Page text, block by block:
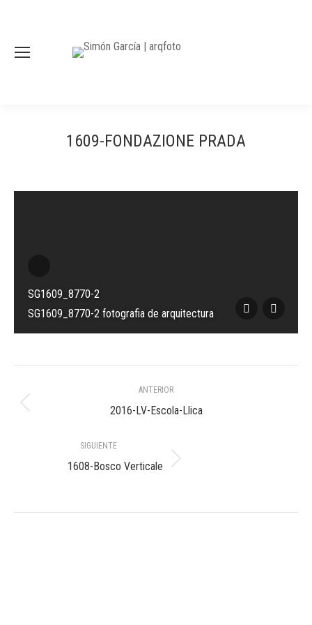
1609-FONDAZIONE PRADA
SG1609_8770-2
SG1609_8770-2 fotografia de arquitectura
entre
álbumes
ANTERIOR
Álbum
2016-LV-Escola-Llica
SIGUIENTE
Álbum
1608-Bosco Verticale